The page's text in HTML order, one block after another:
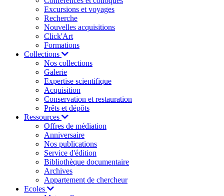
Excursions et voyages
Recherche
Nouvelles acquisitions
Click'Art
Formations
Collections
Nos collections
Galerie
Expertise scientifique
Acquisition
Conservation et restauration
Prêts et dépôts
Ressources
Offres de médiation
Anniversaire
Nos publications
Service d'édition
Bibliothèque documentaire
Archives
Appartement de chercheur
Ecoles